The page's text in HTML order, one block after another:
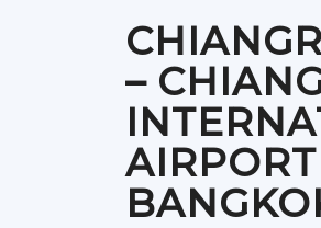
–
AIRPORT